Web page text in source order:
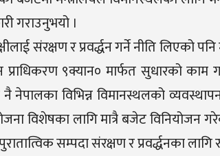
गराउनुभयो ।
संरक्षण र प्रवर्द्धन गर्ने नीति लिएको
प्राधिकरण ९क्यान० मार्फत सुधारको काम
विभिन्न विमानस्थलको
विशेषका लागि मात्रै बजेट विनियोजन
सम्पदा संरक्षण र प्रवर्द्धनका